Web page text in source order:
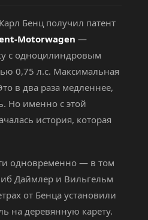
Бенц получил патент
Motorwagen —
с одноцилиндровым
0,75 л.с. Максимальная
в два раза медленнее,
Но именно с этой
история, которая
одновременно — в том
Даймлер и Вильгельм
от Бенца установили
на деревянную карету.